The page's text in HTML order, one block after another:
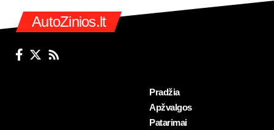
AutoZinios.lt
Pradžia
Apžvalgos
Patarimai